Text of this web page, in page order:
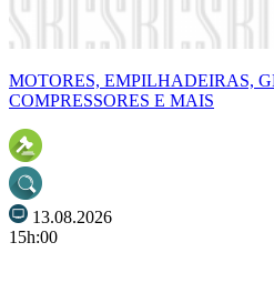
MOTORES, EMPILHADEIRAS,
COMPRESSORES E MAIS
13.08.2026
15h:00